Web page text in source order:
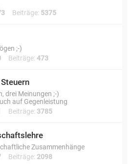
Beiträge: 5375
;-)
Beiträge: 473
drei Meinungen ;-)
auf Gegenleistung
Beiträge: 3785
Zusammenhänge
Beiträge: 2098